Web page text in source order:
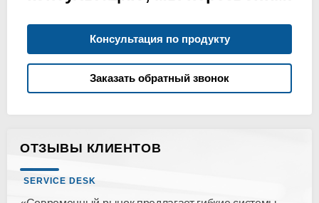
Консультация по продукту
Заказать обратный звонок
ОТЗЫВЫ КЛИЕНТОВ
SERVICE DESK